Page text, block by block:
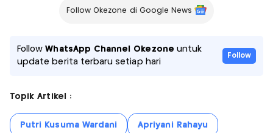
Follow Okezone di Google News
FollowWhatsApp Channel Okezone untuk
update berita terbaru setiap hari
Follow
Topik Artikel :
Putri Kusuma Wardani Apriyani Rahayu